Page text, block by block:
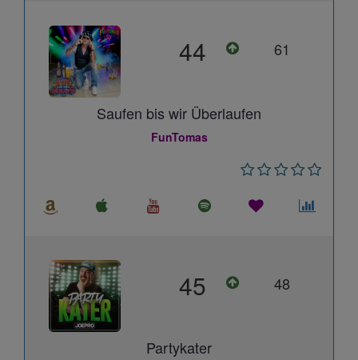
44 61
Saufen bis wir Überlaufen
FunTomas
45 48
Partykater